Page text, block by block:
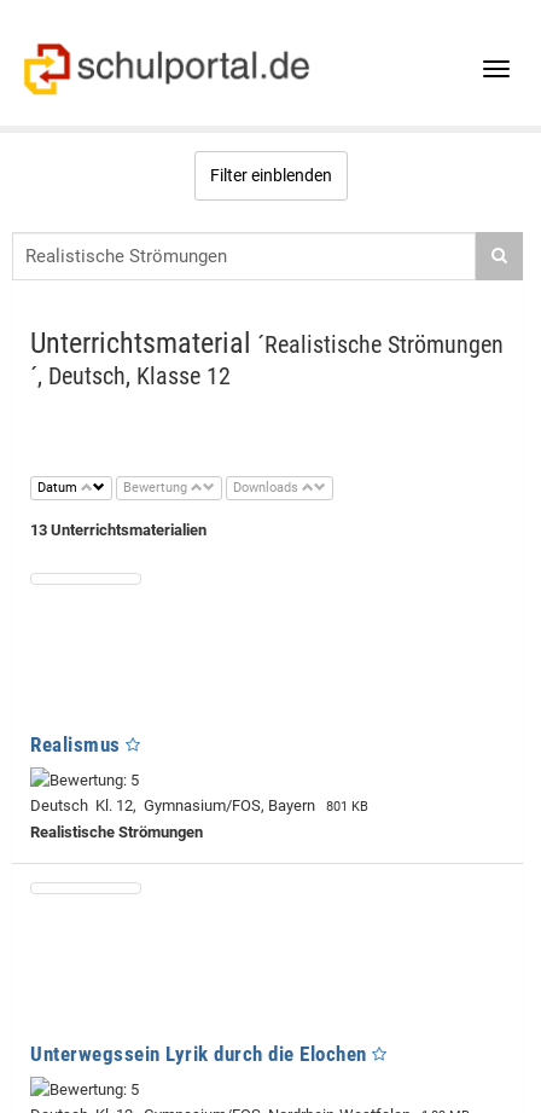
Toggle
Filter einblenden
Unterrichtsmaterial ´Realistische Strömungen
´, Deutsch, Klasse 12
Datum Bewertung Downloads
13 Unterrichtsmaterialien
Realismus
Deutsch Kl. 12, Gymnasium/FOS, Bayern 801 KB
Realistische Strömungen
Unterwegssein Lyrik durch die Elochen